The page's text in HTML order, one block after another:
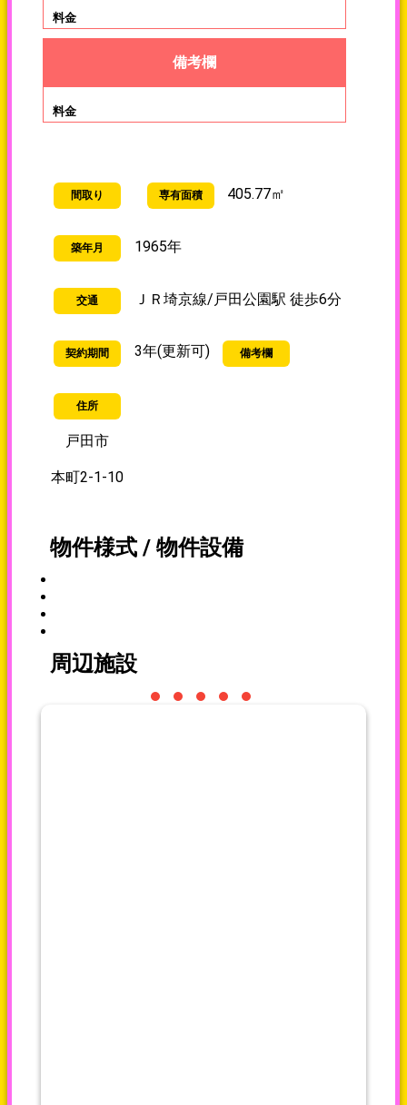
備考欄
間取り 専有面積 405.77㎡
築年月 1965年
交通 ＪＲ埼京線/戸田公園駅 徒歩6分
契約期間 3年(更新可) 備考欄
住所
戸田市
本町2-1-10
物件様式 / 物件設備
周辺施設